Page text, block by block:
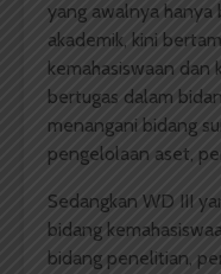
yang awalnya hanya
akademik, kini
kemahasiswaan dan
bertugas dalam
menangani bidang
pengelolaan aset,
Sedangkan WD III
bidang
bidang penelitian,